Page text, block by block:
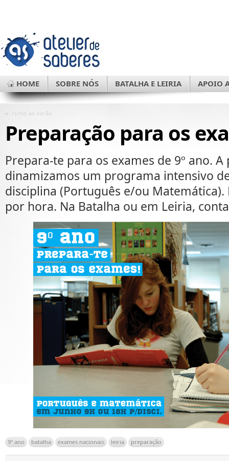
HOME SOBRE NÓS BATALHA E LEIRIA APOIO
« rumo ao verão
Preparação para os
Prepara-te para os exames de 9º ano.
dinamizamos um programa intensivo
disciplina (Português e/ou Matemática).
por hora. Na Batalha ou em Leiria,
9º ano batalha exames nacionais leiria preparação